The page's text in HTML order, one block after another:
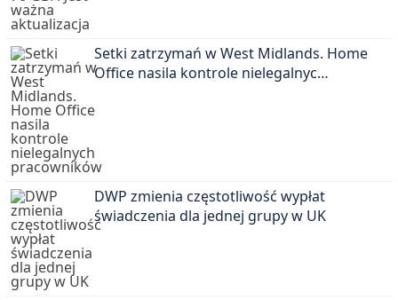
Setki zatrzymań w West Midlands. Home
Office nasila kontrole nielegalnyc…
DWP zmienia częstotliwość wypłat
świadczenia dla jednej grupy w UK